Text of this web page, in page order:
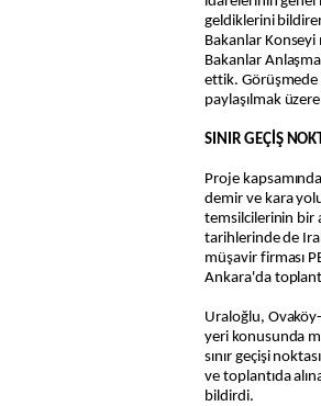
geldiklerini
Bakanlar Konseyi
Bakanlar
ettik. Görüşmede
paylaşılmak
SINIR GEÇİŞ
Proje
demir ve kara
temsilcilerinin bir
tarihlerinde de
müşavir firması
Ankara'da
Uraloğlu,
yeri konusunda
sınır geçişi
ve toplantıda
bildirdi.